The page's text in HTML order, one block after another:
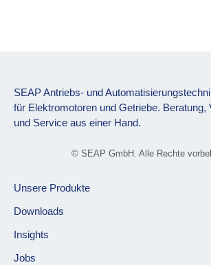
SEAP Antriebs- und
für Elektromotoren und Getriebe. Beratung,
und Service aus einer Hand.
© SEAP GmbH. Alle Rechte
Unsere Produkte
Downloads
Insights
Jobs